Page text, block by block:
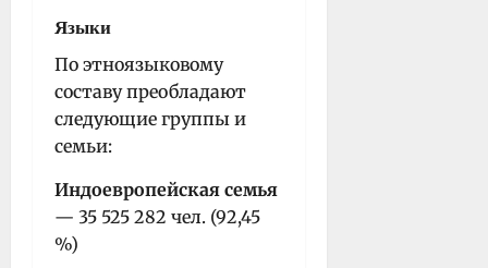
Языки
По этноязыковому
составу преобладают
следующие группы и
семьи:
Индоевропейская семья
— 35 525 282 чел. (92,45
%)